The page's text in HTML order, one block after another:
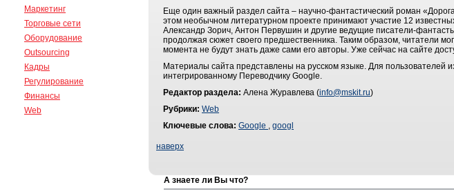
Маркетинг
Торговые сети
Оборудование
Outsourcing
Кадры
Регулирование
Финансы
Web
Еще один важный раздел сайта – научно-фантастический роман
этом необычном литературном проекте принимают участие 12
Александр Зорич, Антон Первушин и другие ведущие писатели-
продолжая сюжет своего предшественника. Таким образом, читатели
момента не будут знать даже сами его авторы. Уже сейчас на сайте
Материалы сайта представлены на русском языке. Для пользователей
интегрированному Переводчику Google.
Редактор раздела: Алена Журавлева (info@mskit.ru)
Рубрики: Web
Ключевые слова: Google , googl
наверх
А знаете ли Вы что?